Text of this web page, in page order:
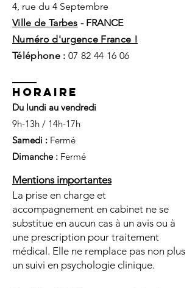
4, rue du 4 Septembre
Ville de Tarbes - FRANCE
Numéro d'urgence France !
Téléphone : 07 82 44 16 06
HORAIRE
Du lundi au vendredi
9h-13h / 14h-17h
Samedi : Fermé
Dimanche : Fermé
Mentions importantes
La prise en charge et
accompagnement en cabinet ne se
substitue en aucun cas à un avis ou à
une prescription pour traitement
médical. Elle ne remplace pas non plus
un suivi en psychologie clinique.